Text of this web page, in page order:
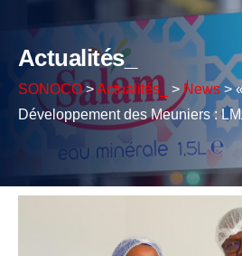
Actualités_
SONOCO>Actualités_ > News>
Développement des Meuniers :